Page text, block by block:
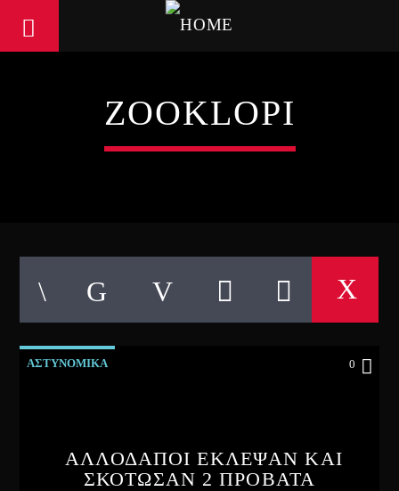
ZOOKLOPI
ΑΣΤΥΝΟΜΙΚΑ 0
ΑΛΛΟΔΑΠΟΙ ΕΚΛΕΨΑΝ ΚΑΙ
ΣΚΟΤΩΣΑΝ 2 ΠΡΟΒΑΤΑ